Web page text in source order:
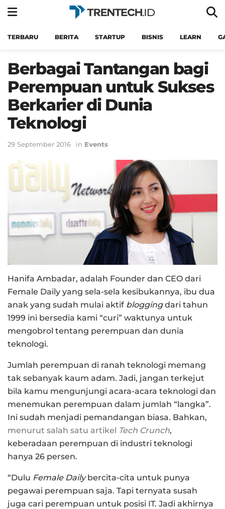
TERBARU BERITA STARTUP BISNIS LEARN
Berbagai Tantangan bagi
Perempuan untuk Sukses
Berkarier di Dunia
Teknologi
29 September 2016 in Events
Hanifa Ambadar, adalah Founder dan CEO dari
Female Daily yang sela-sela kesibukannya, ibu dua
anak yang sudah mulai aktif bloggingdari tahun
1999 ini bersedia kami “curi” waktunya untuk
mengobrol tentang perempuan dan dunia
teknologi.
Jumlah perempuan di ranah teknologi memang
tak sebanyak kaum adam. Jadi, jangan terkejut
bila kamu mengunjungi acara-acara teknologi dan
menemukan perempuan dalam jumlah “langka”.
Ini sudah menjadi pemandangan biasa. Bahkan,
menurut salah satu artikel Tech Crunch,
keberadaan perempuan di industri teknologi
hanya 26 persen.
“Dulu Female Dailybercita-cita untuk punya
pegawai perempuan saja. Tapi ternyata susah
juga cari perempuan untuk posisi IT. Jadi akhirnya